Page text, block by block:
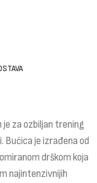
za ozbiljan trening
Bućica je izrađena od
drškom koja
najintenzivnijih